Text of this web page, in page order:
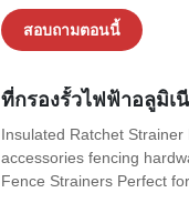
สอบถามตอนนี้
ที่กรองรั้วไฟฟ้าอลูมิเ
Insulated Ratchet
accessories fencing
Fence Strainers Perfect